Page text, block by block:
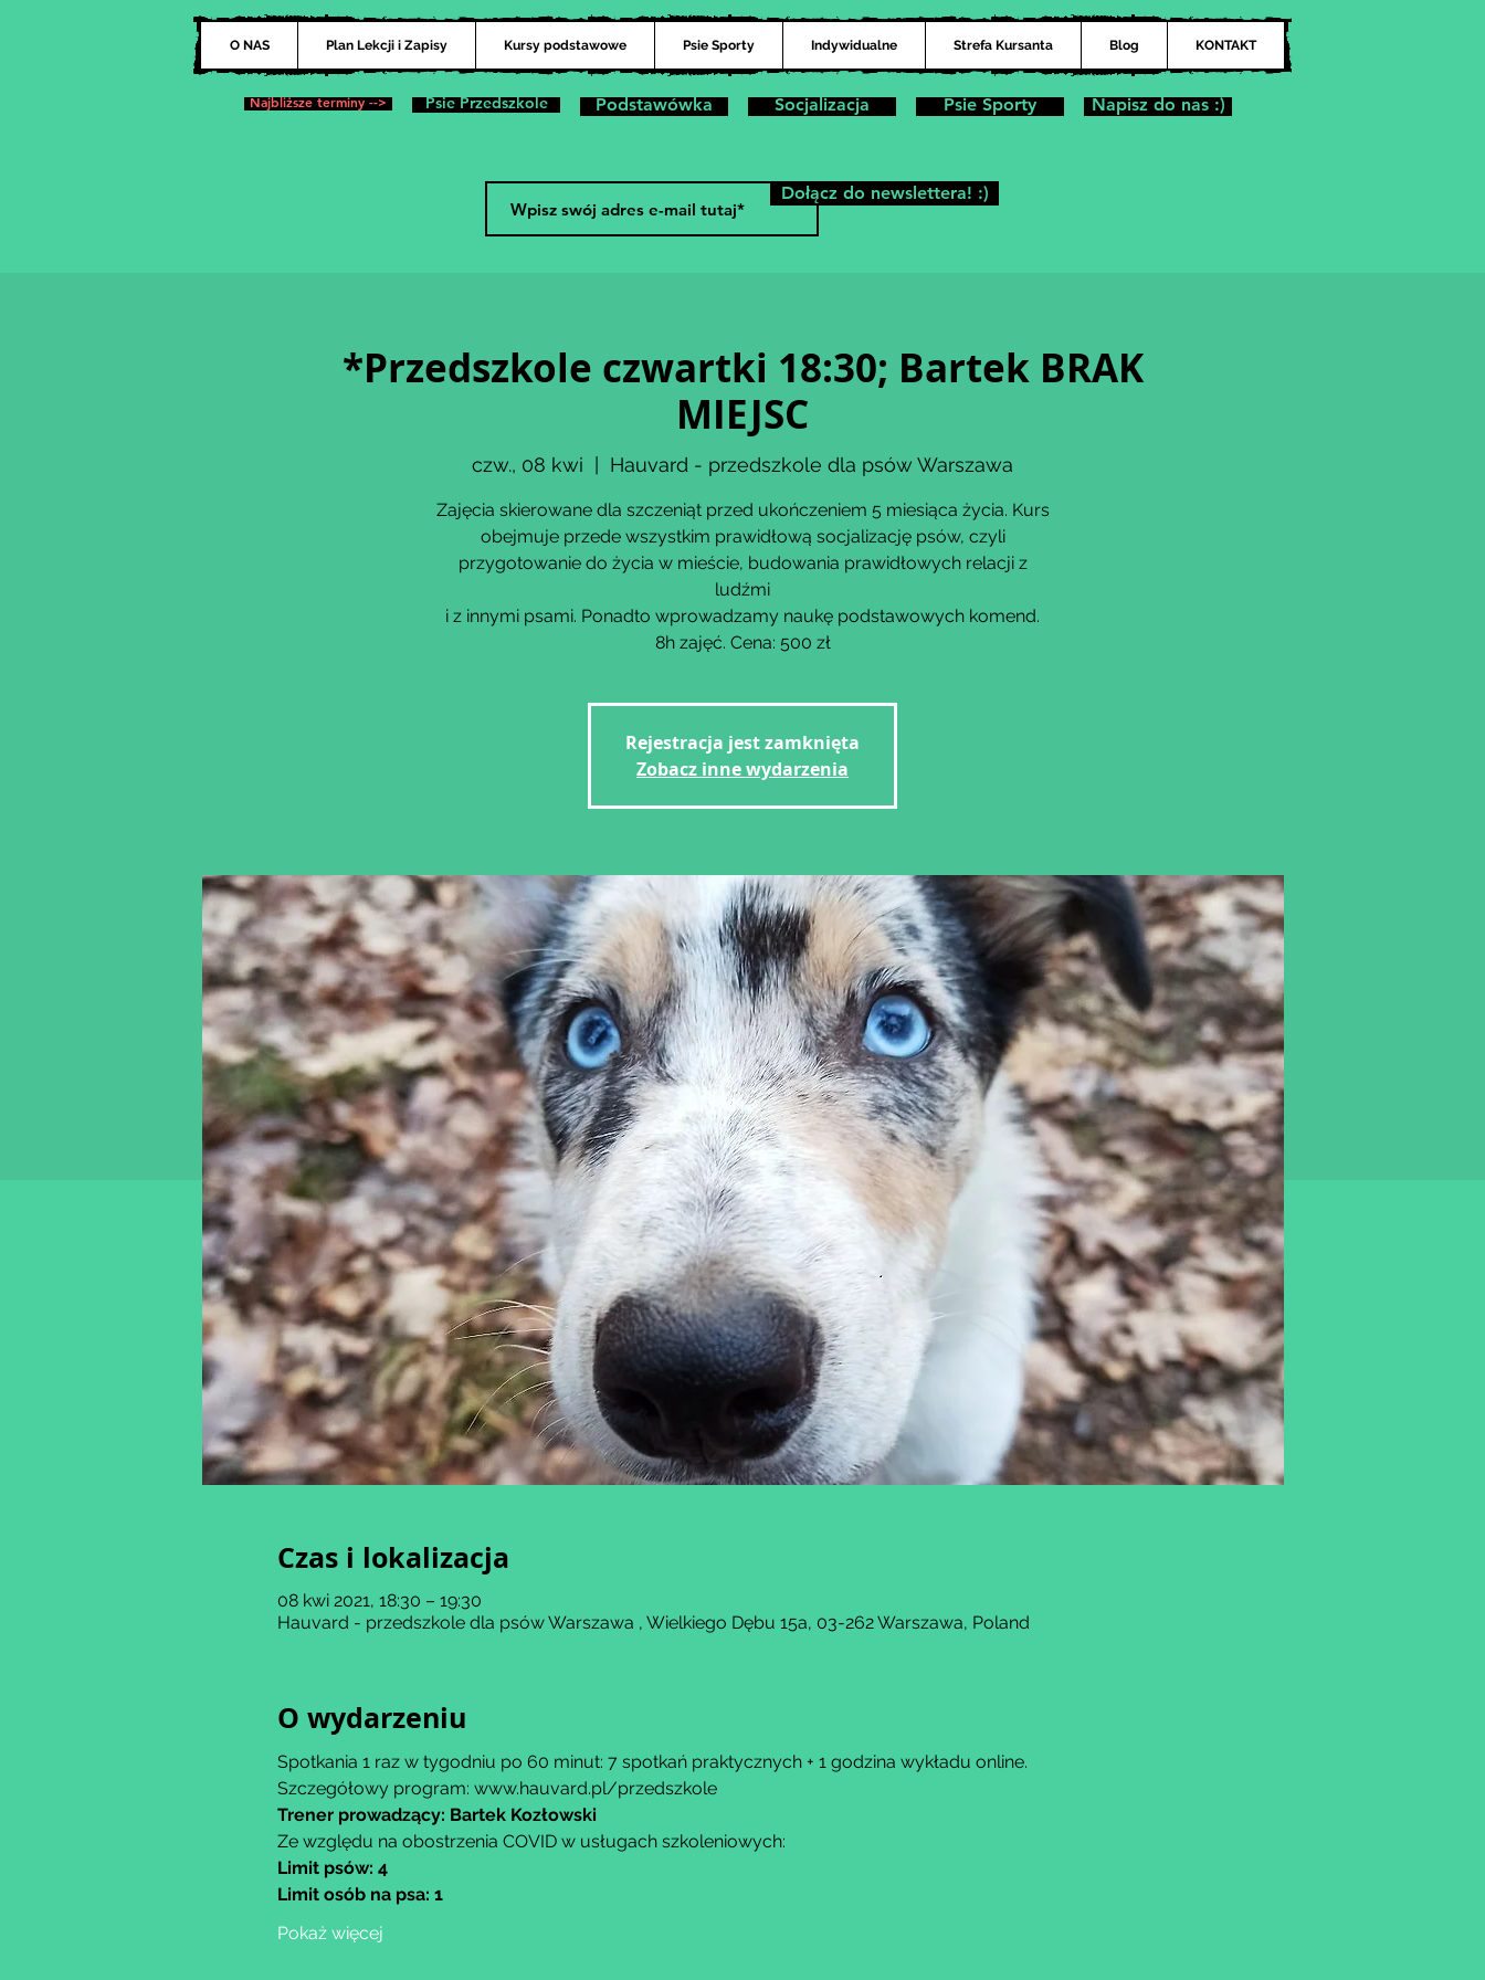
O NAS Plan Lekcji i Zapisy Kursy podstawowe Psie Sporty Indywidualne Strefa Kursanta Blog KONTAKT
Najbliższe terminy --> Psie Przedszkole Podstawówka Socjalizacja Psie Sporty Napisz do nas :)
*Przedszkole czwartki 18:30; Bartek BRAK
MIEJSC
czw., 08 kwi Hauvard - przedszkole dla psów Warszawa
Zajęcia skierowane dla szczeniąt przed ukończeniem 5 miesiąca życia. Kurs
obejmuje przede wszystkim prawidłową socjalizację psów, czyli
przygotowanie do życia w mieście, budowania prawidłowych relacji z
ludźmi
i z innymi psami. Ponadto wprowadzamy naukę podstawowych komend.
8h zajęć. Cena: 500 zł
Rejestracja jest zamknięta
Zobacz inne wydarzenia
Czas i lokalizacja
08 kwi 2021, 18:30 – 19:30
Hauvard - przedszkole dla psów Warszawa , Wielkiego Dębu 15a, 03-262 Warszawa, Poland
O wydarzeniu
Spotkania 1 raz w tygodniu po 60 minut: 7 spotkań praktycznych + 1 godzina wykładu online.
Szczegółowy program: www.hauvard.pl/przedszkole
Trener prowadzący: Bartek Kozłowski
Ze względu na obostrzenia COVID w usługach szkoleniowych:
Limit psów: 4
Limit osób na psa: 1
Pokaż więcej
Dołącz do newslettera! :)